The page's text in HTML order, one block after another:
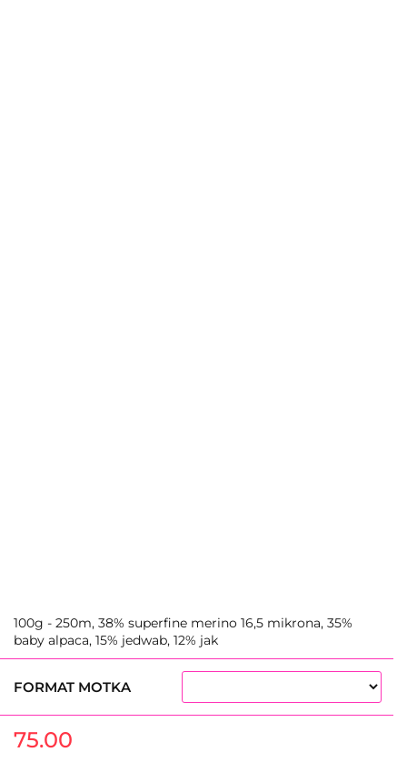
100g - 250m, 38% superfine merino 16,5 mikrona, 35%
baby alpaca, 15% jedwab, 12% jak
FORMAT MOTKA
75.00